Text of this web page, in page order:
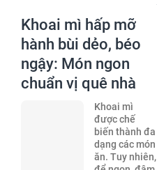
Khoai mì hấp mỡ
hành bùi dẻo, béo
ngậy: Món ngon
chuẩn vị quê nhà
Khoai mì
được chế
biến thành đa
dạng các món
ăn. Tuy nhiên,